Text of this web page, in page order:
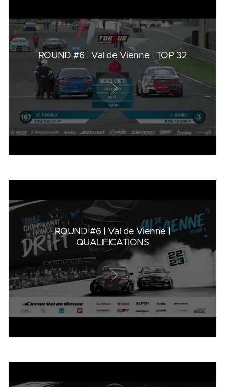
ROUND #6 | Val de Vienne | TOP 32
ROUND #6 | Val de Vienne |
QUALIFICATIONS